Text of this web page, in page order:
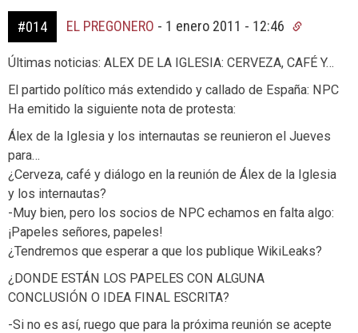
#014 EL PREGONERO - 1 enero 2011 - 12:46
Últimas noticias: ALEX DE LA IGLESIA: CERVEZA, CAFÉ Y…
El partido político más extendido y callado de España: NPC
Ha emitido la siguiente nota de protesta:
Álex de la Iglesia y los internautas se reunieron el Jueves
para…
¿Cerveza, café y diálogo en la reunión de Álex de la Iglesia
y los internautas?
-Muy bien, pero los socios de NPC echamos en falta algo:
¡Papeles señores, papeles!
¿Tendremos que esperar a que los publique WikiLeaks?
¿DONDE ESTÁN LOS PAPELES CON ALGUNA
CONCLUSIÓN O IDEA FINAL ESCRITA?
-Si no es así, ruego que para la próxima reunión se acepte